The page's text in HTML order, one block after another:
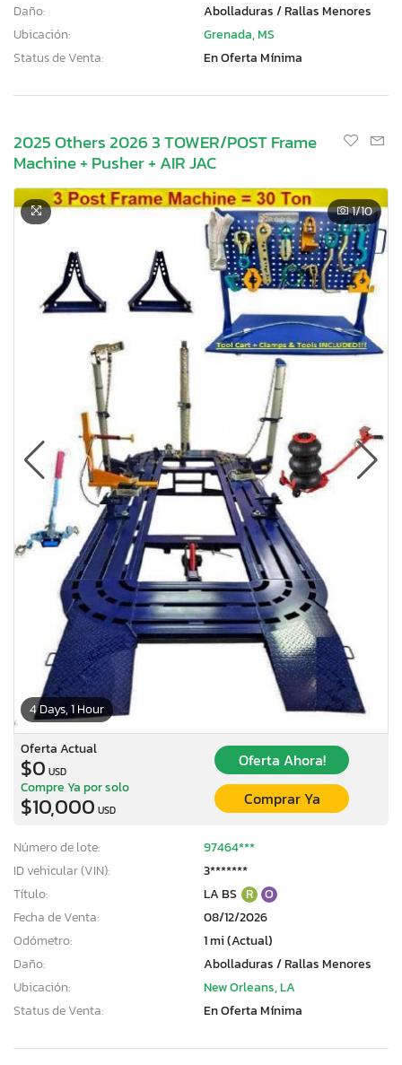
Daño:
Abolladuras / Rallas Menores
Ubicación:
Grenada, MS
Status de Venta:
En Oferta Mínima
2025 Others 2026 3 TOWER/POST Frame
Machine + Pusher + AIR JAC
4 Days, 1 Hour
1/10
Oferta Actual
$0 USD
Oferta Ahora!
Compre Ya por solo
$10,000 USD
Comprar Ya
Número de lote:
97464***
ID vehicular (VIN):
3*******
Título:
LA BS R O
Fecha de Venta:
08/12/2026
Odómetro:
1 mi (Actual)
Daño:
Abolladuras / Rallas Menores
Ubicación:
New Orleans, LA
Status de Venta:
En Oferta Mínima